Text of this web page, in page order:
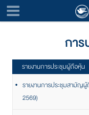
กา
รายงานการประชุมผู้ถือหุ้น
รายงานการประชุมสามัญ
2569)